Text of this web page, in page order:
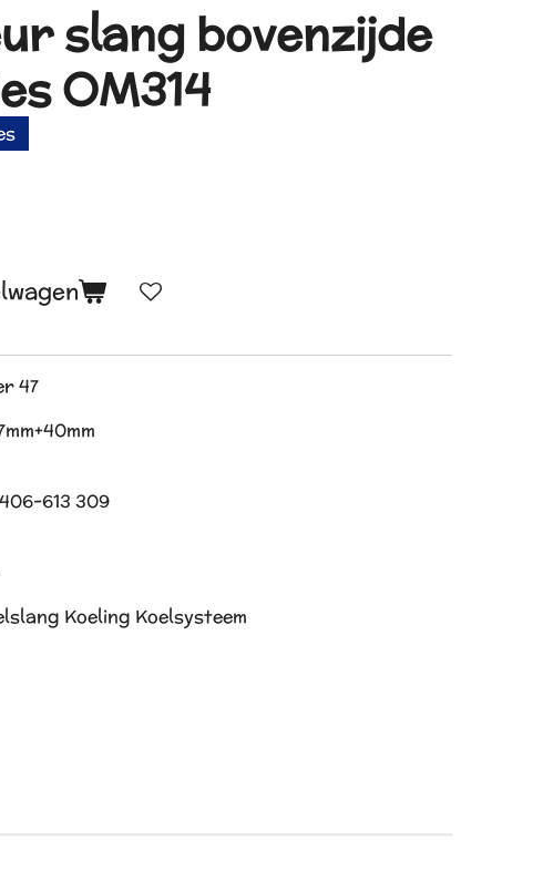
slang bovenzijde
OM314
47
613 309
Koeling Koelsysteem